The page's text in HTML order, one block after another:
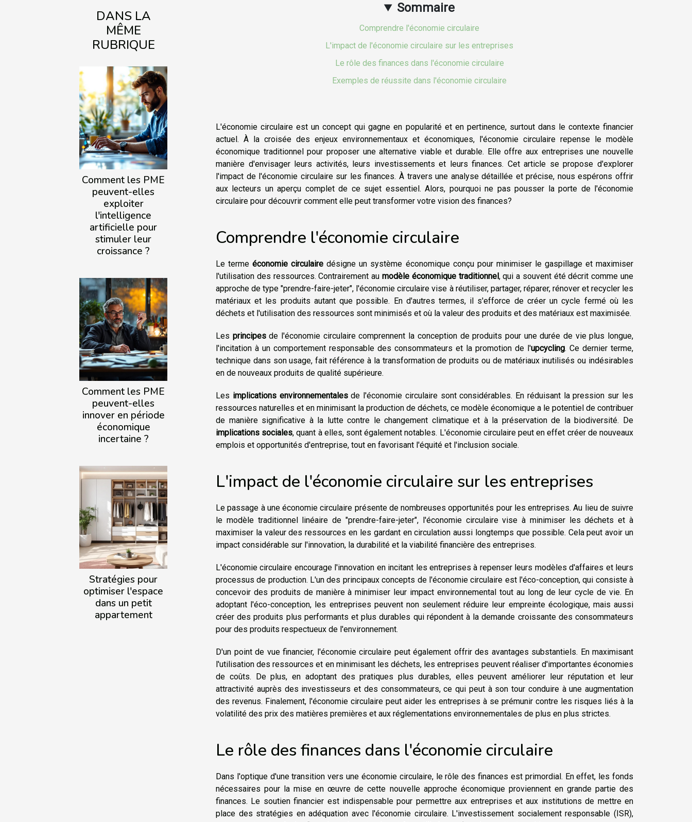
DANS LA
MÊME
RUBRIQUE
Comment les PME
peuvent-elles
exploiter
l'intelligence
artificielle pour
stimuler leur
croissance ?
Comment les PME
peuvent-elles
innover en période
économique
incertaine ?
Stratégies pour
optimiser l'espace
dans un petit
appartement
Sommaire
Comprendre l'économie circulaire
L'impact de l'économie circulaire sur les entreprises
Le rôle des finances dans l'économie circulaire
Exemples de réussite dans l'économie circulaire
L'économie circulaire est un concept qui gagne en popularité et en pertinence, surtout dans le contexte financier
actuel. À la croisée des enjeux environnementaux et économiques, l'économie circulaire repense le modèle
économique traditionnel pour proposer une alternative viable et durable. Elle offre aux entreprises une nouvelle
manière d'envisager leurs activités, leurs investissements et leurs finances. Cet article se propose d'explorer
l'impact de l'économie circulaire sur les finances. À travers une analyse détaillée et précise, nous espérons offrir
aux lecteurs un aperçu complet de ce sujet essentiel. Alors, pourquoi ne pas pousser la porte de l'économie
circulaire pour découvrir comment elle peut transformer votre vision des finances?
Comprendre l'économie circulaire
Le termeéconomie circulaire désigne un système économique conçu pour minimiser le gaspillage et maximiser
l'utilisation des ressources. Contrairement au modèle économique traditionnel , qui a souvent été décrit comme une
approche de type "prendre-faire-jeter", l'économie circulaire vise à réutiliser, partager, réparer, rénover et recycler les
matériaux et les produits autant que possible. En d'autres termes, il s'efforce de créer un cycle fermé où les
déchets et l'utilisation des ressources sont minimisés et où la valeur des produits et des matériaux est maximisée.
Les principesde l'économie circulaire comprennent la conception de produits pour une durée de vie plus longue,
l'incitation à un comportement responsable des consommateurs et la promotion de l'upcycling. Ce dernier terme,
technique dans son usage, fait référence à la transformation de produits ou de matériaux inutilisés ou indésirables
en de nouveaux produits de qualité supérieure.
Les implications environnementalesde l'économie circulaire sont considérables. En réduisant la pression sur les
ressources naturelles et en minimisant la production de déchets, ce modèle économique a le potentiel de contribuer
de manière significative à la lutte contre le changement climatique et à la préservation de la biodiversité. De
implications sociales, quant à elles, sont également notables. L'économie circulaire peut en effet créer de nouveaux
emplois et opportunités d'entreprise, tout en favorisant l'équité et l'inclusion sociale.
L'impact de l'économie circulaire sur les entreprises
Le passage à une économie circulaire présente de nombreuses opportunités pour les entreprises. Au lieu de suivre
le modèle traditionnel linéaire de "prendre-faire-jeter", l'économie circulaire vise à minimiser les déchets et à
maximiser la valeur des ressources en les gardant en circulation aussi longtemps que possible. Cela peut avoir un
impact considérable sur l'innovation, la durabilité et la viabilité financière des entreprises.
L'économie circulaire encourage l'innovation en incitant les entreprises à repenser leurs modèles d'affaires et leurs
processus de production. L'un des principaux concepts de l'économie circulaire est l'éco-conception, qui consiste à
concevoir des produits de manière à minimiser leur impact environnemental tout au long de leur cycle de vie. En
adoptant l'éco-conception, les entreprises peuvent non seulement réduire leur empreinte écologique, mais aussi
créer des produits plus performants et plus durables qui répondent à la demande croissante des consommateurs
pour des produits respectueux de l'environnement.
D'un point de vue financier, l'économie circulaire peut également offrir des avantages substantiels. En maximisant
l'utilisation des ressources et en minimisant les déchets, les entreprises peuvent réaliser d'importantes économies
de coûts. De plus, en adoptant des pratiques plus durables, elles peuvent améliorer leur réputation et leur
attractivité auprès des investisseurs et des consommateurs, ce qui peut à son tour conduire à une augmentation
des revenus. Finalement, l'économie circulaire peut aider les entreprises à se prémunir contre les risques liés à la
volatilité des prix des matières premières et aux réglementations environnementales de plus en plus strictes.
Le rôle des finances dans l'économie circulaire
Dans l'optique d'une transition vers une économie circulaire, le rôle des finances est primordial. En effet, les fonds
nécessaires pour la mise en œuvre de cette nouvelle approche économique proviennent en grande partie des
finances. Le soutien financier est indispensable pour permettre aux entreprises et aux institutions de mettre en
place des stratégies en adéquation avec l'économie circulaire. L'investissement socialement responsable (ISR),